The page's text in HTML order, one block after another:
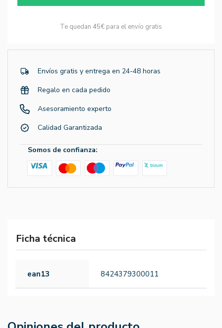
Te quedan 45€ para el envío gratis
Envíos gratis y entrega en 24-48 horas
Regalo en cada pedido
Asesoramiento experto
Calidad Garantizada
Somos de confianza:
Ficha técnica
ean13 8424379300011